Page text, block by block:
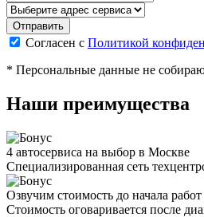
Согласен с Политикой
* Персональные данные не
Наши преимущества
4 автосервиса на выбор в Москве
Специализированная сеть
Озвучим стоимость до начала работ
Стоимость оговаривается после